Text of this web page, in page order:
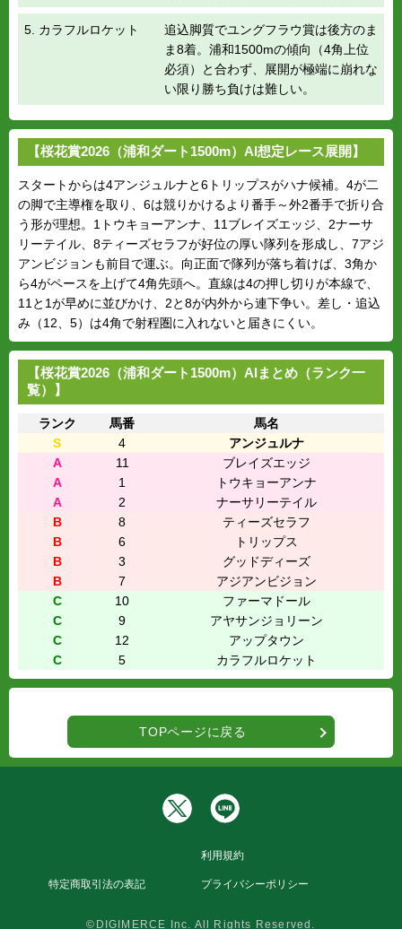
5. カラフルロケット
追込脚質でユングフラウ賞は後方のま
ま8着。浦和1500mの傾向（4角上位
必須）と合わず、展開が極端に崩れな
い限り勝ち負けは難しい。
【桜花賞2026（浦和ダート1500m）AI想定レース展開】
スタートからは4アンジュルナと6トリップスがハナ候補。4が二
の脚で主導権を取り、6は競りかけるより番手～外2番手で折り合
う形が理想。1トウキョーアンナ、11ブレイズエッジ、2ナーサ
リーテイル、8ティーズセラフが好位の厚い隊列を形成し、7アジ
アンビジョンも前目で運ぶ。向正面で隊列が落ち着けば、3角か
ら4がペースを上げて4角先頭へ。直線は4の押し切りが本線で、
11と1が早めに並びかけ、2と8が内外から連下争い。差し・追込
み（12、5）は4角で射程圏に入れないと届きにくい。
【桜花賞2026（浦和ダート1500m）AIまとめ（ランク一
覧）】
ランク 馬番
馬名
S
4
アンジュルナ
A
11
ブレイズエッジ
A
1
トウキョーアンナ
A
2
ナーサリーテイル
B
8
ティーズセラフ
B
6
トリップス
B
3
グッドディーズ
B
7
アジアンビジョン
C
10
ファーマドール
C
9
アヤサンジョリーン
C
12
アップタウン
C
5 カラフルロケット
TOPページに戻る
利用規約
特定商取引法の表記 プライバシーポリシー
©DIGIMERCE Inc. All Rights Reserved.